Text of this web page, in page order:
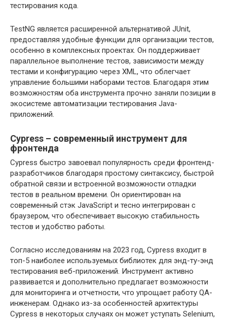
тестирования кода.
TestNG является расширенной альтернативой JUnit,
предоставляя удобные функции для организации тестов,
особенно в комплексных проектах. Он поддерживает
параллельное выполнение тестов, зависимости между
тестами и конфигурацию через XML, что облегчает
управление большими наборами тестов. Благодаря этим
возможностям оба инструмента прочно заняли позиции в
экосистеме автоматизации тестирования Java-
приложений.
Cypress – современный инструмент для
фронтенда
Cypress быстро завоевал популярность среди фронтенд-
разработчиков благодаря простому синтаксису, быстрой
обратной связи и встроенной возможности отладки
тестов в реальном времени. Он ориентирован на
современный стэк JavaScript и тесно интегрирован с
браузером, что обеспечивает высокую стабильность
тестов и удобство работы.
Согласно исследованиям на 2023 год, Cypress входит в
топ-5 наиболее используемых библиотек для энд-ту-энд
тестирования веб-приложений. Инструмент активно
развивается и дополнительно предлагает возможности
для мониторинга и отчетности, что упрощает работу QA-
инженерам. Однако из-за особенностей архитектуры
Cypress в некоторых случаях он может уступать Selenium,